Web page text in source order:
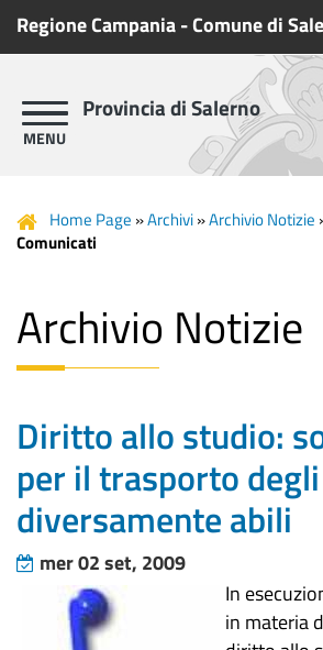
Regione Campania-Comune di
Provincia di Salerno
Home Page »Archivi»Archivio Notizie
Comunicati
Archivio Notizie
Diritto allo studio:
per il trasporto
diversamente abili
mer 02 set, 2009
In
in materia